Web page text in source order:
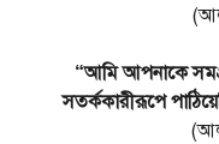
“আমি আপনাকে
সতর্ককারীরূপে